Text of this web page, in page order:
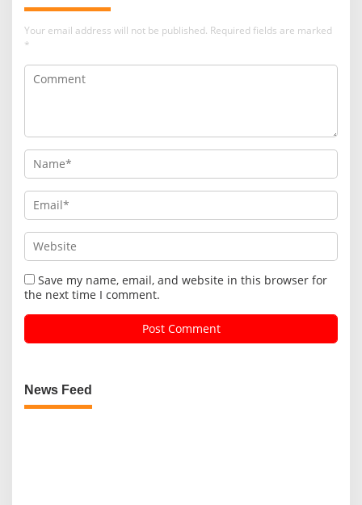
Your email address will not be published. Required fields are marked
*
Save my name, email, and website in this browser for
the next time I comment.
News Feed